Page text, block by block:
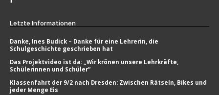
Letzte Informationen
Danke, Ines Budick – Danke für eine Lehrerin, die
Schulgeschichte geschrieben hat
Das Projektvideo ist da: „Wir krönen unsere Lehrkräfte,
Schülerinnen und Schüler“
Klassenfahrt der 9/2 nach Dresden: Zwischen Rätseln, Bikes und
jeder Menge Eis